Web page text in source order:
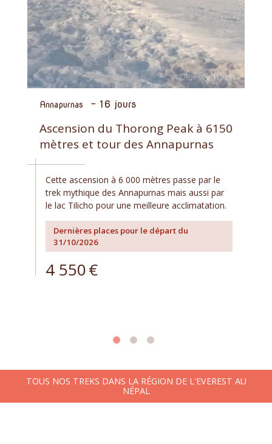
Annapurnas - 16 jours
Ascension du Thorong Peak à 6150
mètres et tour des Annapurnas
Cette ascension à 6 000 mètres passe par le
trek mythique des Annapurnas mais aussi par
le lac Tilicho pour une meilleure acclimatation.
Dernières places pour le départ du
31/10/2026
4 550€
TOUS NOS TREKS DANS LA RÉGION DE L'EVEREST AU
NÉPAL